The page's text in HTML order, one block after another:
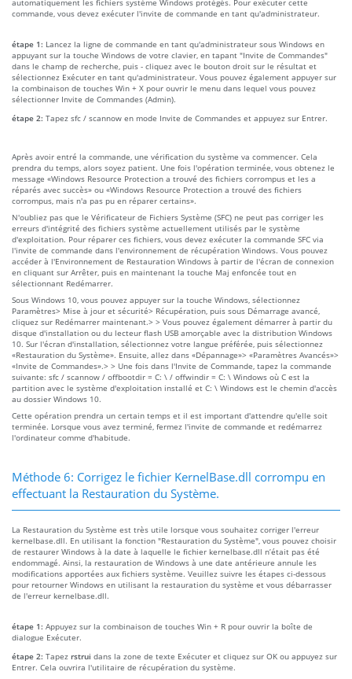
commande, vous devez exécuter l'invite de commande en tant qu'administrateur.
étape 1: Lancez la ligne de commande en tant qu'administrateur sous Windows en
appuyant sur la touche Windows de votre clavier, en tapant "Invite de Commandes"
dans le champ de recherche, puis - cliquez avec le bouton droit sur le résultat et
sélectionnez Exécuter en tant qu'administrateur. Vous pouvez également appuyer sur
la combinaison de touches Win + X pour ouvrir le menu dans lequel vous pouvez
sélectionner Invite de Commandes (Admin).
étape 2: Tapez sfc / scannow en mode Invite de Commandes et appuyez sur Entrer.
Après avoir entré la commande, une vérification du système va commencer. Cela
prendra du temps, alors soyez patient. Une fois l'opération terminée, vous obtenez le
message «Windows Resource Protection a trouvé des fichiers corrompus et les a
réparés avec succès» ou «Windows Resource Protection a trouvé des fichiers
corrompus, mais n'a pas pu en réparer certains».
N'oubliez pas que le Vérificateur de Fichiers Système (SFC) ne peut pas corriger les
erreurs d'intégrité des fichiers système actuellement utilisés par le système
d'exploitation. Pour réparer ces fichiers, vous devez exécuter la commande SFC via
l'invite de commande dans l'environnement de récupération Windows. Vous pouvez
accéder à l'Environnement de Restauration Windows à partir de l'écran de connexion
en cliquant sur Arrêter, puis en maintenant la touche Maj enfoncée tout en
sélectionnant Redémarrer.
Sous Windows 10, vous pouvez appuyer sur la touche Windows, sélectionnez
Paramètres> Mise à jour et sécurité> Récupération, puis sous Démarrage avancé,
cliquez sur Redémarrer maintenant.> > Vous pouvez également démarrer à partir du
disque d'installation ou du lecteur flash USB amorçable avec la distribution Windows
10. Sur l'écran d'installation, sélectionnez votre langue préférée, puis sélectionnez
«Restauration du Système». Ensuite, allez dans «Dépannage»> «Paramètres Avancés»>
«Invite de Commandes».> > Une fois dans l'Invite de Commande, tapez la commande
suivante: sfc / scannow / offbootdir = C: \ / offwindir = C: \ Windows où C est la
partition avec le système d'exploitation installé et C: \ Windows est le chemin d'accès
au dossier Windows 10.
Cette opération prendra un certain temps et il est important d'attendre qu'elle soit
terminée. Lorsque vous avez terminé, fermez l'invite de commande et redémarrez
l'ordinateur comme d'habitude.
Méthode 6: Corrigez le fichier KernelBase.dll corrompu en
effectuant la Restauration du Système.
La Restauration du Système est très utile lorsque vous souhaitez corriger l'erreur
kernelbase.dll. En utilisant la fonction "Restauration du Système", vous pouvez choisir
de restaurer Windows à la date à laquelle le fichier kernelbase.dll n’était pas été
endommagé. Ainsi, la restauration de Windows à une date antérieure annule les
modifications apportées aux fichiers système. Veuillez suivre les étapes ci-dessous
pour retourner Windows en utilisant la restauration du système et vous débarrasser
de l'erreur kernelbase.dll.
étape 1: Appuyez sur la combinaison de touches Win + R pour ouvrir la boîte de
dialogue Exécuter.
étape 2: Tapez rstrui dans la zone de texte Exécuter et cliquez sur OK ou appuyez sur
Entrer. Cela ouvrira l'utilitaire de récupération du système.